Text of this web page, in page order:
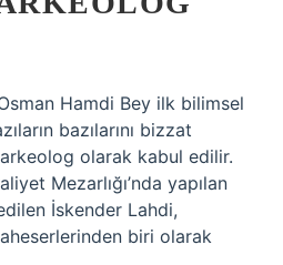
Hamdi Bey ilk bilimsel
bazılarını bizzat
olarak kabul edilir.
Mezarlığı’nda yapılan
İskender Lahdi,
biri olarak